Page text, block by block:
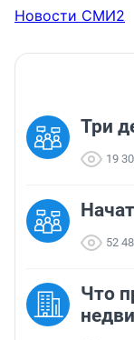
Новости СМИ2
Три
19
52
Что